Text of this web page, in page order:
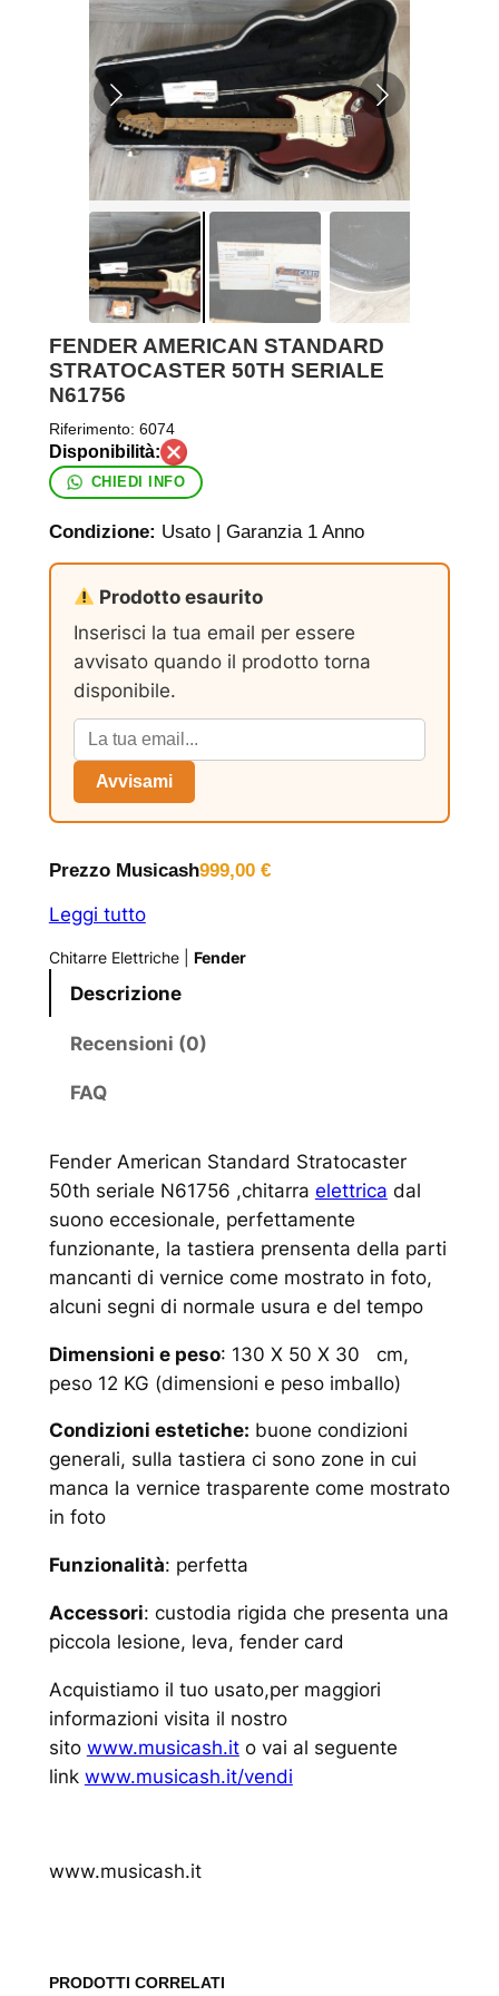
FENDER AMERICAN STANDARD
STRATOCASTER 50TH SERIALE
N61756
Riferimento: 6074
CHIEDI INFO
Condizione: Usato | Garanzia 1 Anno
Prodotto esaurito
Inserisci la tua email per essere
avvisato quando il prodotto torna
disponibile.
Avvisami
Prezzo Musicash999,00 €
Leggi tutto
Chitarre Elettriche| Fender
Descrizione
Recensioni (0)
FAQ
Fender American Standard Stratocaster
50th seriale N61756 ,chitarra elettrica dal
suono eccesionale, perfettamente
funzionante, la tastiera prensenta della parti
mancanti di vernice come mostrato in foto,
alcuni segni di normale usura e del tempo
Dimensioni e peso: 130 X 50 X 30 cm,
peso 12 KG (dimensioni e peso imballo)
Condizioni estetiche: buone condizioni
generali, sulla tastiera ci sono zone in cui
manca la vernice trasparente come mostrato
in foto
Funzionalità: perfetta
Accessori: custodia rigida che presenta una
piccola lesione, leva, fender card
Acquistiamo il tuo usato,per maggiori
informazioni visita il nostro
sito www.musicash.ito vai al seguente
link www.musicash.it/vendi
www.musicash.it
PRODOTTI CORRELATI